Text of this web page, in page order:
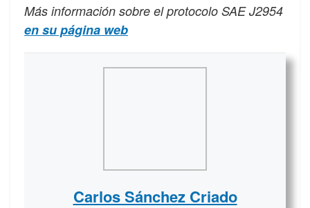
Más información sobre el protocolo SAE J2954
en su página web
Carlos Sánchez Criado